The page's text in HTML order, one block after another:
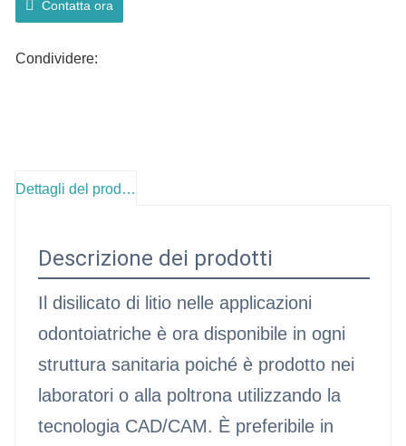
stessa struttura del dente. Il materiale utilizzato
include litio e silicio.
Contatta ora
Condividere:
Dettagli del prodotto
Descrizione dei prodotti
Il disilicato di litio nelle applicazioni
odontoiatriche è ora disponibile in ogni
struttura sanitaria poiché è prodotto nei
laboratori o alla poltrona utilizzando la
tecnologia CAD/CAM. È preferibile in